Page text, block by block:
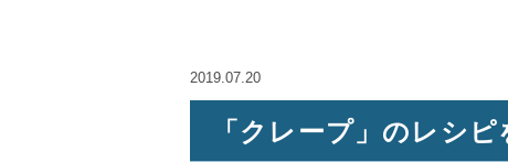
2019.07.20
「クレープ」のレシピ